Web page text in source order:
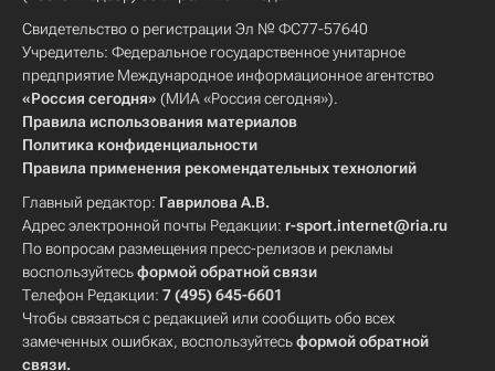
Свидетельство о регистрации Эл № ФС77-57640
Учредитель: Федеральное государственное унитарное
предприятие Международное информационное агентство
«Россия сегодня» (МИА «Россия сегодня»).
Правила использования материалов
Политика конфиденциальности
Правила применения рекомендательных технологий
Главный редактор: Гаврилова А.В.
Адрес электронной почты Редакции: r-sport.internet@ria.ru
По вопросам размещения пресс-релизов и рекламы
воспользуйтесьформой обратной связи
Телефон Редакции: 7 (495) 645-6601
Чтобы связаться с редакцией или сообщить обо всех
замеченных ошибках, воспользуйтесьформой обратной
связи.